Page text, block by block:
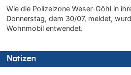
Wie die Polizeizone Weser-Göhl in
Donnerstag, dem 30/07, meldet,
Wohnmobil entwendet.
Notizen